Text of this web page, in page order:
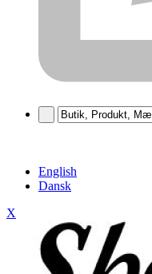
English
Dansk
X